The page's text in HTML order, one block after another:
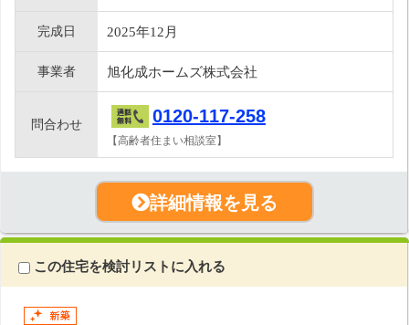
完成日 2025年12月
事業者 旭化成ホームズ株式会社
問合わせ 0120-117-258
【高齢者住まい相談室】
詳細情報を見る
この住宅を検討リストに入れる